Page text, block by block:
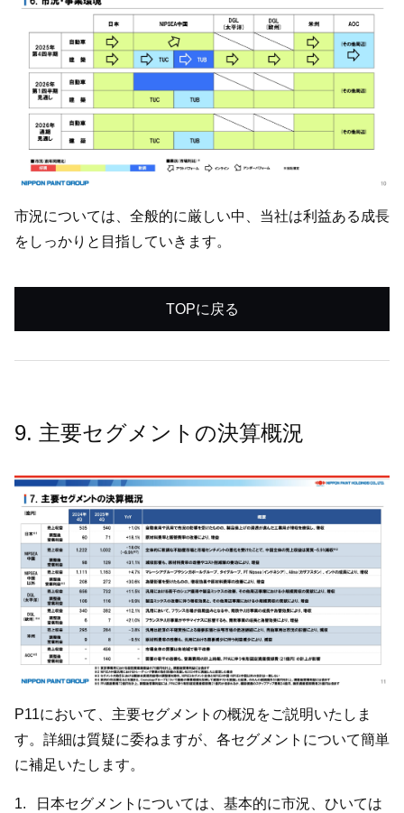
市況については、全般的に厳しい中、当社は利益ある成長
をしっかりと目指していきます。
TOPに戻る
9. 主要セグメントの決算概況
P11において、主要セグメントの概況をご説明いたしま
す。詳細は質疑に委ねますが、各セグメントについて簡単
に補足いたします。
日本セグメントについては、基本的に市況、ひいては